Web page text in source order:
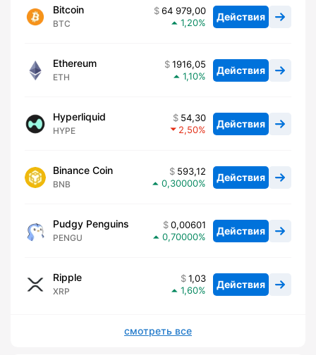
Bitcoin
BTC
64 979,00
1,20
Действия
Ethereum
ETH
1916,05
1,10
Действия
Hyperliquid
HYPE
54,30
2,50
Действия
Binance Coin
BNB
593,12
0,30000
Действия
Pudgy Penguins
PENGU
0,00601
0,70000
Действия
Ripple
XRP
1,03
1,60
Действия
смотреть все